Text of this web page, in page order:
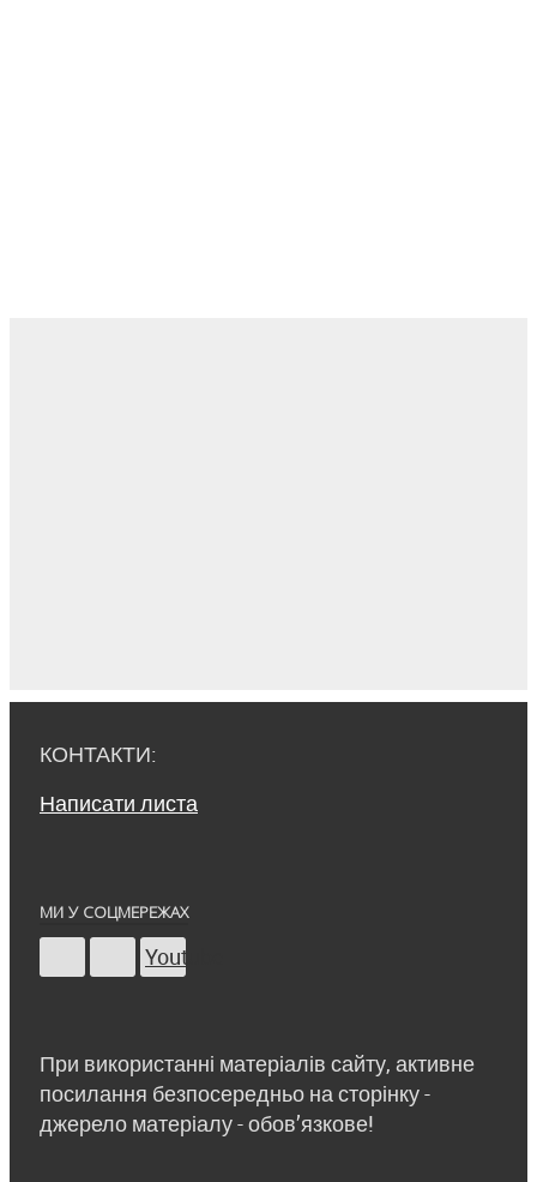
КОНТАКТИ:
Написати листа
МИ У СОЦМЕРЕЖАХ
Youtube
При використанні матеріалів сайту, активне
посилання безпосередньо на сторінку -
джерело матеріалу - обов’язкове!